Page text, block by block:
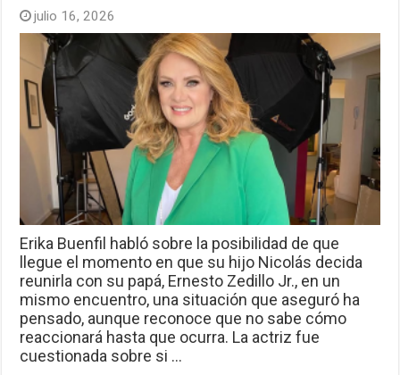
julio 16, 2026
Erika Buenfil habló sobre la posibilidad de que
llegue el momento en que su hijo Nicolás decida
reunirla con su papá, Ernesto Zedillo Jr., en un
mismo encuentro, una situación que aseguró ha
pensado, aunque reconoce que no sabe cómo
reaccionará hasta que ocurra. La actriz fue
cuestionada sobre si …